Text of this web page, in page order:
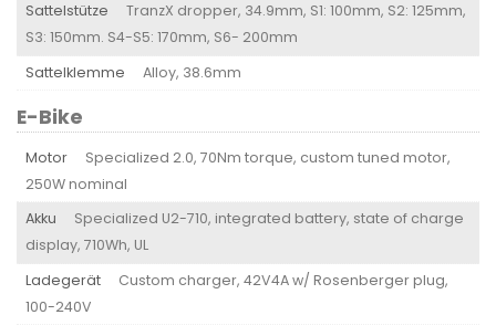
Sattelstütze
TranzX dropper, 34.9mm, S1: 100mm, S2: 125mm,
S3: 150mm. S4-S5: 170mm, S6- 200mm
Sattelklemme
Alloy, 38.6mm
E-Bike
Motor
Specialized 2.0, 70Nm torque, custom tuned motor,
250W nominal
Akku
Specialized U2-710, integrated battery, state of charge
display, 710Wh, UL
Ladegerät
Custom charger, 42V4A w/ Rosenberger plug,
100-240V